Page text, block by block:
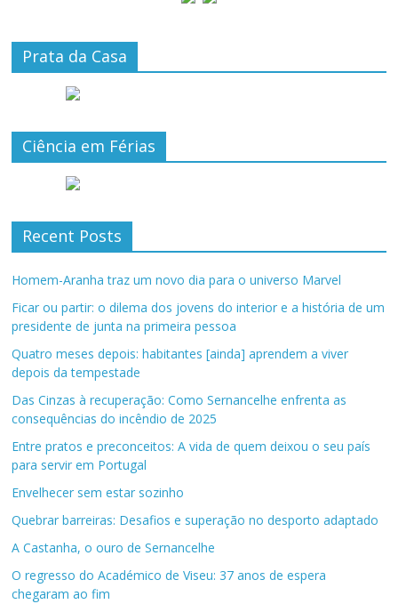
Prata da Casa
Ciência em Férias
Recent Posts
Homem-Aranha traz um novo dia para o universo Marvel
Ficar ou partir: o dilema dos jovens do interior e a história de um
presidente de junta na primeira pessoa
Quatro meses depois: habitantes [ainda] aprendem a viver
depois da tempestade
Das Cinzas à recuperação: Como Sernancelhe enfrenta as
consequências do incêndio de 2025
Entre pratos e preconceitos: A vida de quem deixou o seu país
para servir em Portugal
Envelhecer sem estar sozinho
Quebrar barreiras: Desafios e superação no desporto adaptado
A Castanha, o ouro de Sernancelhe
O regresso do Académico de Viseu: 37 anos de espera
chegaram ao fim